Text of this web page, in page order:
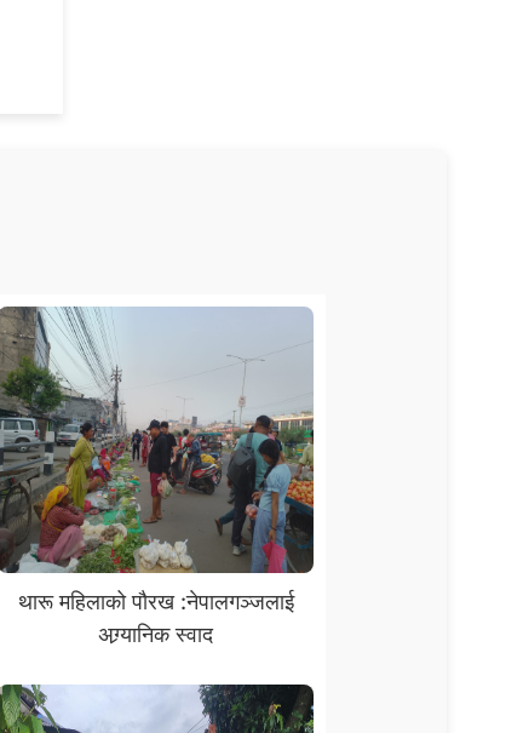
थारू महिलाको पौरख :नेपालगञ्जलाई
अग्र्यानिक स्वाद